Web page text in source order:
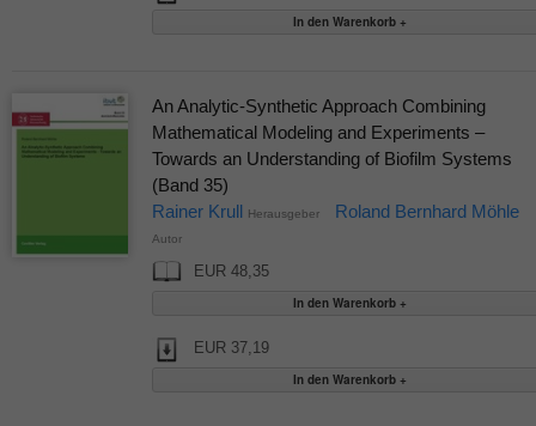
An Analytic-Synthetic Approach Combining
Mathematical Modeling and Experiments –
Towards an Understanding of Biofilm Systems
(Band 35)
Rainer Krull Herausgeber Roland Bernhard Möhle
Autor
EUR 48,35
EUR 37,19